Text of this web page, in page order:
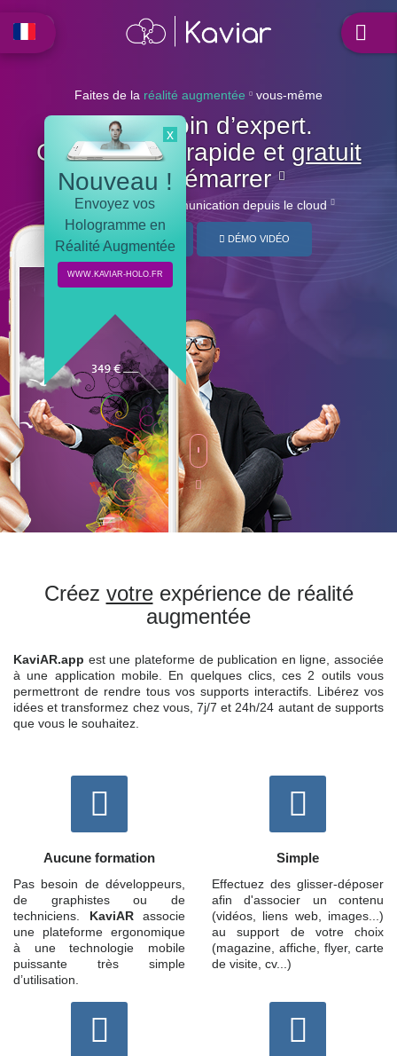
x
Nouveau !
Envoyez vos
Hologramme en
Réalité Augmentée
WWW.KAVIAR-HOLO.FR
Faites de la réalité augmentée vous-même
Pas besoin d’expert.
C’est simple, rapide et gratuit
pour démarrer
Digitalisez votre communication depuis le cloud
DÉMARRER DÉMO VIDÉO
Créez votreexpérience de réalité
augmentée
KaviAR.app est une plateforme de publication en ligne, associée
à une application mobile.
En quelques clics, ces 2 outils vous
permettront de rendre tous vos supports interactifs.
Libérez vos
idées et transformez chez vous, 7j/7 et 24h/24 autant de supports
que vous le souhaitez.
Aucune formation
Pas besoin de développeurs,
de graphistes ou de
techniciens. KaviARassocie
une plateforme ergonomique
à une technologie mobile
puissante très simple
d’utilisation.
Simple
Effectuez des glisser-déposer
afin d'associer un contenu
(vidéos, liens web, images...)
au support de votre choix
(magazine, affiche, flyer, carte
de visite, cv...)